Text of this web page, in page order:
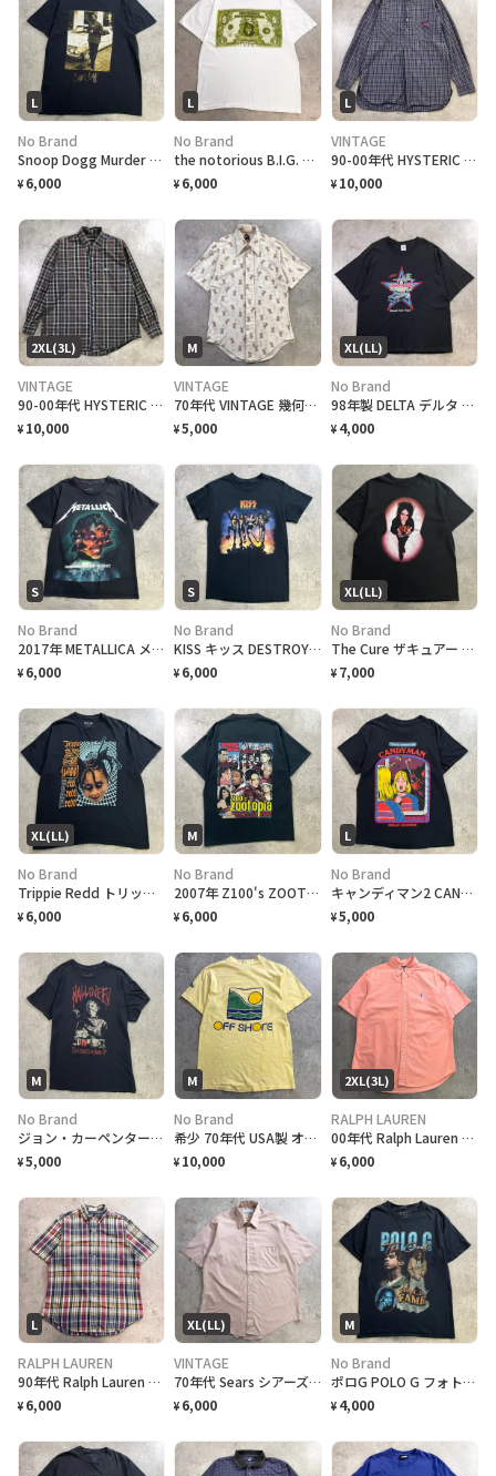
L
No Brand
Snoop Dogg Murder Was the Case スヌープドッグ フォトプリントT ラップTシャツ メンズL 古着 映画 アーティスト ヒップホップ HIPHOP 黒
¥ 6,000
L
No Brand
the notorious B.I.G. ノトーリアス B.I.G. ドル札 パロディプリント ラップTシャツ メンズL 古着 アーティスト Mo Money Mo Problems Biggie ビギー フォトT ヒップホップ HIPHOP 白色
¥ 6,000
L
VINTAGE
90-00年代 HYSTERIC GLAMOUR ヒステリックグラマー チェック 長袖 プルオーバーシャツ グランパシャツ メンズL相当 古着 VINTAGE ヴィンテージ 赤タグ Y2K
¥ 10,000
2XL(3L)
VINTAGE
90-00年代 HYSTERIC GLAMOUR ヒステリックグラマー チェック 長袖 ボタンダウンシャツ メンズXL相当 古着 VINTAGE ヴィンテージ 初期黒タグ 古着 VINTAGE ヴィンテージ Y2K
¥ 10,000
M
VINTAGE
70年代 VINTAGE 幾何学 モノグラム 総柄 半袖 ポリシャツ メンズM相当 古着 ディスコシャツ 古着 VINTAGE ヴィンテージ 赤タグ 古着 VINTAGE ヴィンテージ Y2K インディゴネイビー
¥5,000
XL(LL)
No Brand
98年製 DELTA デルタ ベトナム帰還兵 メモリアルクラシック プリント Tシャツ メンズXL 古着 1998年 短丈リサイズ アメカジ 黒
¥ 4,000
S
No Brand
2017年 METALLICA メタリカ WorldWired 世界ツアー バンドTシャツ メンズS 古着 ロックT WorldWired Tour 2017 両面プリント ツアー日程 黒色
¥ 6,000
S
No Brand
KISS キッス DESTROYER 地獄の軍団 アルバム アート プリント Tシャツ メンズS相当 古着 ロックT 黒色
¥ 6,000
XL(LL)
No Brand
The Cure ザキュアー Robert Smith ロバートスミス プリントTシャツ メンズXL 古着 バンドTシャツ 黒色
¥ 7,000
XL(LL)
No Brand
Trippie Redd トリッピーレッド 1400 フェイスフォト サイケデリック ラップTシャツ メンズXL 古着 ヒップホップ 黒
¥ 6,000
M
No Brand
2007年 Z100's ZOOTOPIA 2007 音楽フェス 両面プロモ Tシャツ メンズM 古着 マルーン5 リアーナ フェスT バンT ラジオ局 Y2K 黒色
¥ 6,000
L
No Brand
キャンディマン2 CANDYMAN ホラー映画 都市伝説 アメコミ風 グラフィック ムービーTシャツ メンズL 黒色
¥5,000
M
No Brand
ジョン・カーペンター ハロウィン HALLOWEEN マイケルマイヤーズ ホラー 映画 半袖 ムービーTシャツ メンズM 古着 黒色
¥5,000
M
No Brand
希少 70年代 USA製 オールドサーフ最初期 OFF SHORE オフショア 袖ロゴ 両面プリント サーフTシャツ メンズM Hanes BEEFY-T 希少TM表記 アメリカ製 古着 VINTAGE シングルステッチ ヴィンテージ ライトイエロー 黄色
¥ 10,000
2XL(3L)
RALPH LAUREN
00年代 Ralph Lauren CLASSIC FIT ラルフローレン 半袖シャツ ボタンダウンシャツ 表記XL メンズ2XL相当 古着 VINTAGE ヴィンテージ B.D. サーモンピンク
¥ 6,000
L
RALPH LAUREN
90年代 Ralph Lauren CLASSIC FIT ラルフローレン 半袖 チェックシャツ ボタンダウンシャツ 表記L メンズXL相当 古着 VINTAGE ヴィンテージ B.D.
¥ 6,000
XL(LL)
VINTAGE
70年代 Sears シアーズ 半袖シャツ シャツ メンズXL相当 古着 VINTAGE PERMA-PREST ヴィンテージ
¥ 6,000
M
No Brand
ポロG POLO G フォトTシャツ ラップT メンズM 黒 古着 バンT ミュージックT ヒップホップ The Goat HALL of FAME 黒色
¥ 4,000